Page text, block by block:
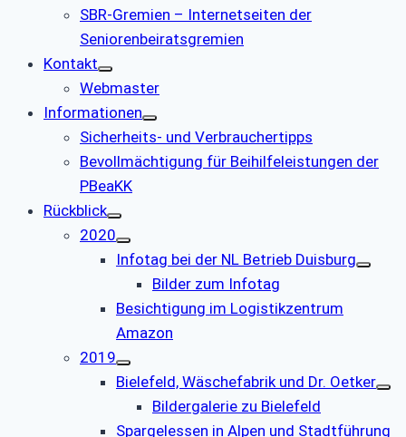
SBR-Gremien – Internetseiten der
Seniorenbeiratsgremien
Kontakt
Webmaster
Informationen
Sicherheits- und Verbrauchertipps
Bevollmächtigung für Beihilfeleistungen der
PBeaKK
Rückblick
2020
Infotag bei der NL Betrieb Duisburg
Bilder zum Infotag
Besichtigung im Logistikzentrum
Amazon
2019
Bielefeld, Wäschefabrik und Dr. Oetker
Bildergalerie zu Bielefeld
Spargelessen in Alpen und Stadtführung